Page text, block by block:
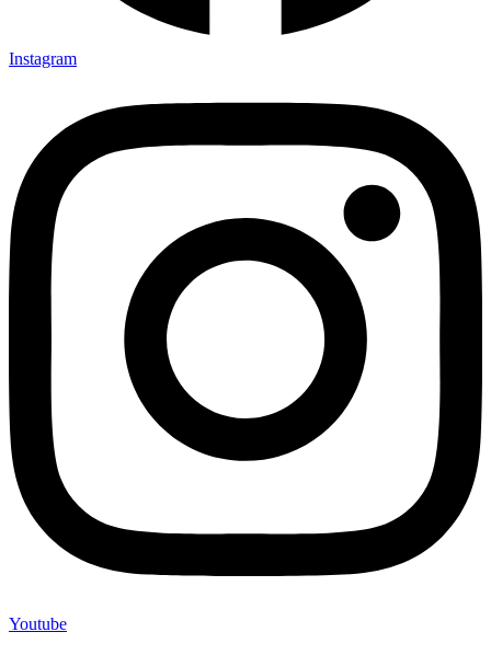
Instagram
Youtube